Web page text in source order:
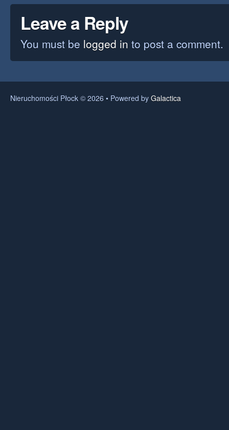
Leave a Reply
You must be logged in to post a comment.
Nieruchomości Płock © 2026 • Powered by Galactica